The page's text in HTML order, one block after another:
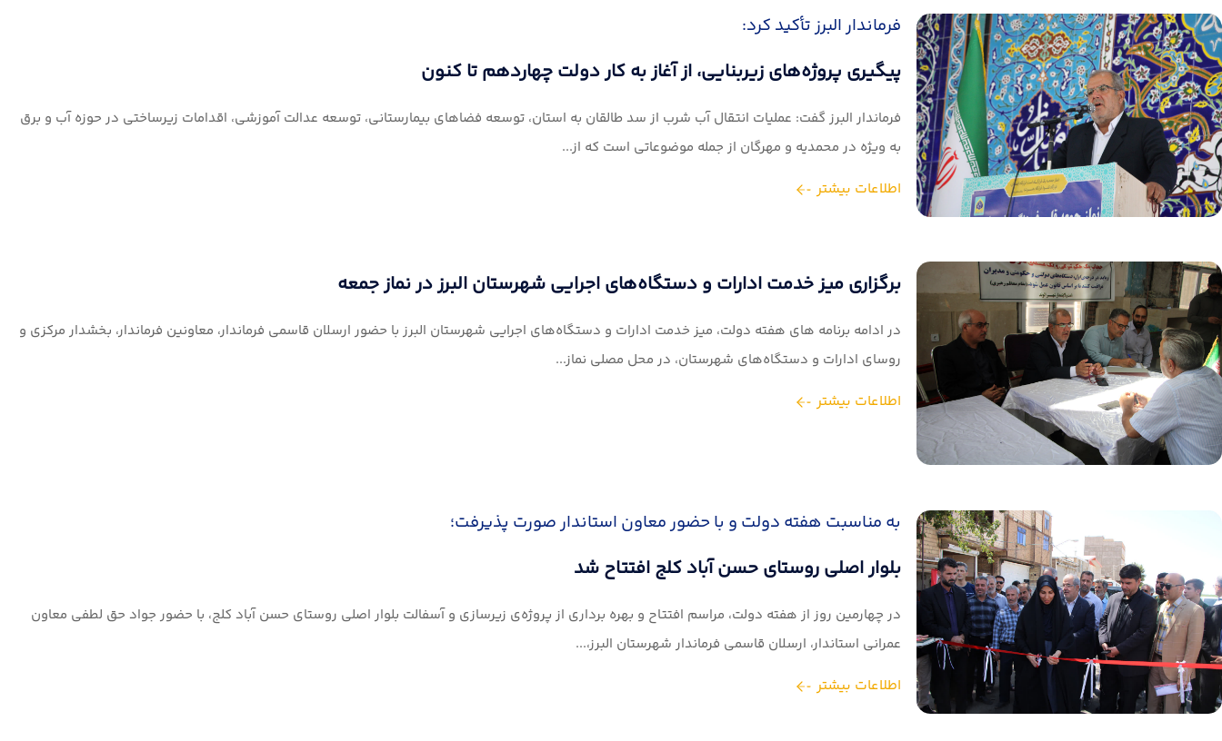
فرماندار البرز تأکید کرد:
پیگیری پروژه‌های زیربنایی، از آغاز به کار دولت چهاردهم تا کنون
فرماندار البرز گفت: عملیات انتقال آب شرب از سد طالقان به استان، توسعه فضاهای بیمارستانی، توسعه عدالت آموزشی، اقدامات زیرساختی در حوزه آب و برق
به ویژه در محمدیه و مهرگان از جمله موضوعاتی است که از...
اطلاعات بیشتر
برگزاری میز خدمت ادارات و دستگاه‌های اجرایی شهرستان البرز در نماز جمعه
در ادامه برنامه های هفته دولت، میز خدمت ادارات و دستگاه‌های اجرایی شهرستان البرز با حضور ارسلان قاسمی فرماندار، معاونین فرماندار، بخشدار مرکزی و
روسای ادارات و دستگاه‌های شهرستان، در محل مصلی نماز...
اطلاعات بیشتر
به مناسبت هفته دولت و با حضور معاون استاندار صورت پذیرفت؛
بلوار اصلی روستای حسن آباد کلج افتتاح شد
در چهارمین روز از هفته دولت، مراسم افتتاح و بهره برداری از پروژه‌ی زیرسازی و آسفالت بلوار اصلی روستای حسن آباد کلج، با حضور جواد حق لطفی معاون
عمرانی استاندار، ارسلان قاسمی فرماندار شهرستان البرز،...
اطلاعات بیشتر